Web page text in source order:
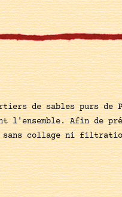
de sables purs
l'ensemble. Afin de
collage ni filtration.